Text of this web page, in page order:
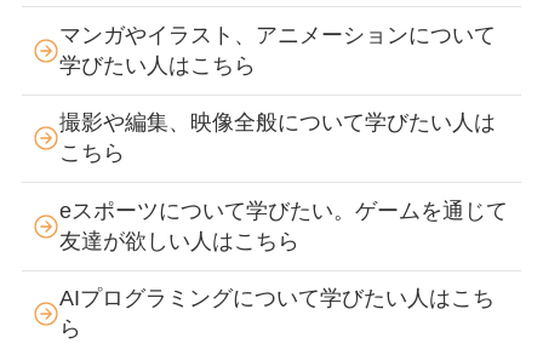
マンガやイラスト、アニメーションについて
学びたい人はこちら
撮影や編集、映像全般について学びたい人は
こちら
eスポーツについて学びたい。ゲームを通じて
友達が欲しい人はこちら
AIプログラミングについて学びたい人はこち
ら